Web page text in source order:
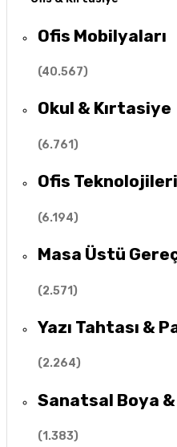
Ofis Mobilyaları
(40.567)
Okul & Kırtasiye
(6.761)
Ofis Teknolojileri
(6.194)
Masa Üstü
(2.571)
Yazı Tahtası &
(2.264)
Sanatsal Boya
(1.383)